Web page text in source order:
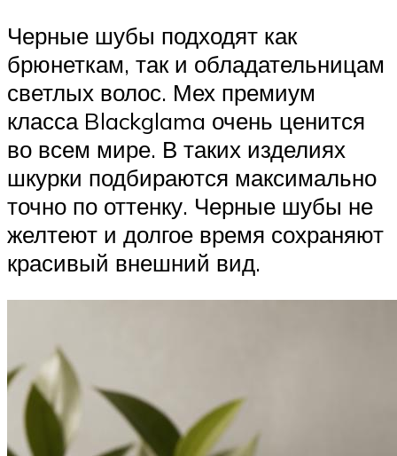
Черные шубы подходят как
брюнеткам, так и обладательницам
светлых волос. Мех премиум
класса Blackglama очень ценится
во всем мире. В таких изделиях
шкурки подбираются максимально
точно по оттенку. Черные шубы не
желтеют и долгое время сохраняют
красивый внешний вид.